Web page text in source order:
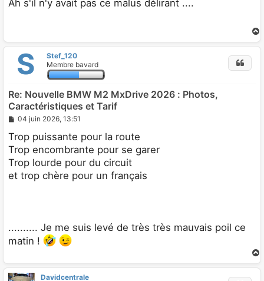
s
Ah s'il n'y avait pas ce malus délirant ....
S
Stef_120
Membre bavard
Re: Nouvelle BMW M2 MxDrive 2026 : Photos,
Caractéristiques et Tarif
M
s
s
a
g
e
04 juin 2026, 13:51
Trop puissante pour la route
Trop encombrante pour se garer
Trop lourde pour du circuit
et trop chère pour un français
.......... Je me suis levé de très très mauvais poil ce
matin !
Davidcentrale